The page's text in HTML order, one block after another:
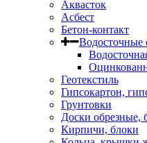
Аквасток
Асбест
Бетон-контакт
Водосточные
Геотекстиль
Гипсокартон,
Грунтовки
Доски обрезные,
Кирпичи, блоки